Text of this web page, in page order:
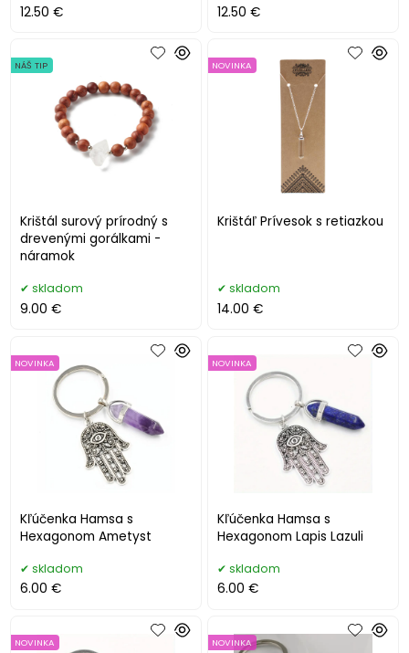
12.50 € 12.50 €
Krištál surový prírodný s
drevenými gorálkami -
náramok
NÁŠ TIP
skladom
9.00 €
Krištáľ Prívesok s retiazkou
NOVINKA
skladom
14.00 €
Kľúčenka Hamsa s
Hexagonom Ametyst
NOVINKA
skladom
6.00 €
Kľúčenka Hamsa s
Hexagonom Lapis Lazuli
NOVINKA
skladom
6.00 €
NOVINKA NOVINKA